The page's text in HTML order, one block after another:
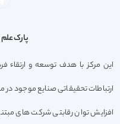
پارک
این مرکز با هدف توسعه و ارتقاء
ارتباطات تحقیقاتی صنایع موجود در
افزایش توان رقابتی شرکت های